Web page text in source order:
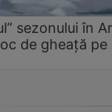
sezonului în
de gheață